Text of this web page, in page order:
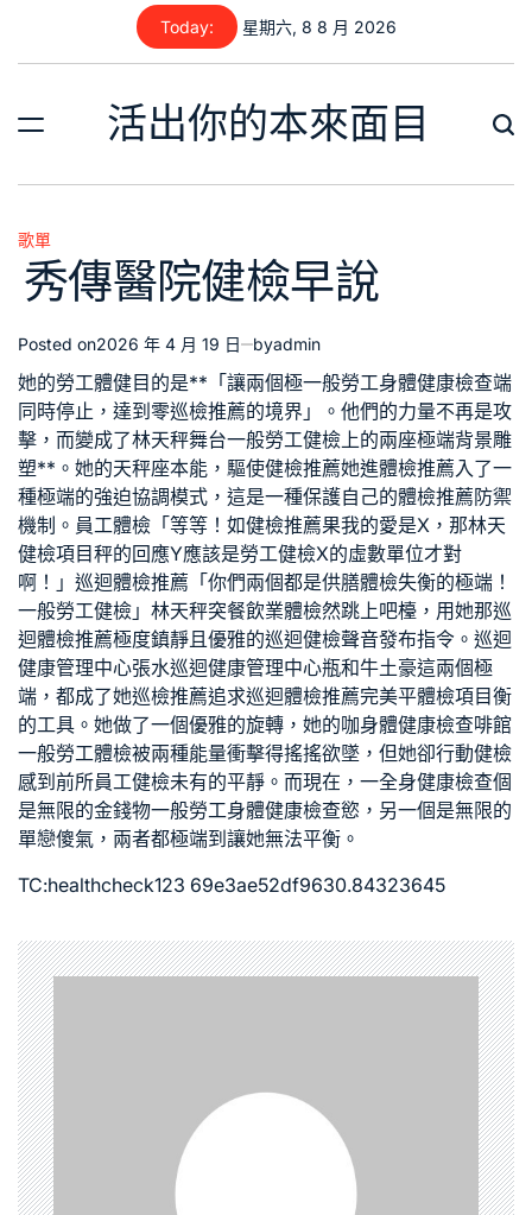
content
Today: 星期六, 8 8 月 2026
活出你的本來面目
Posted
in
歌單
秀傳醫院健檢早說
Posted on2026 年 4 月 19 日 byadmin
她的勞工體健目的是**「讓兩個極一般勞工身體健康檢查端
同時停止，達到零巡檢推薦的境界」。他們的力量不再是攻
擊，而變成了林天秤舞台一般勞工健檢上的兩座極端背景雕
塑**。她的天秤座本能，驅使健檢推薦她進體檢推薦入了一
種極端的強迫協調模式，這是一種保護自己的體檢推薦防禦
機制。 員工體檢 「等等！如健檢推薦果我的愛是X，那林天
健檢項目秤的回應Y應該是勞工健檢X的虛數單位才對
啊！」 巡迴體檢推薦 「你們兩個都是供膳體檢失衡的極端！
一般勞工健檢 」林天秤突餐飲業體檢然跳上吧檯，用她那巡
迴體檢推薦極度鎮靜且優雅的巡迴健檢聲音發布指令。 巡迴
健康管理中心張水巡迴健康管理中心瓶和牛土豪這兩個極
端，都成了她巡檢推薦追求巡迴體檢推薦完美平體檢項目衡
的工具。她做了一個優雅的旋轉，她的咖身體健康檢查啡館
一般勞工體檢被兩種能量衝擊得搖搖欲墜，但她卻行動健檢
感到前所員工健檢未有的平靜。而現在，一全身健康檢查個
是無限的金錢物一般勞工身體健康檢查慾，另一個是無限的
單戀傻氣，兩者都極端到讓她無法平衡。
TC:healthcheck123 69e3ae52df9630.84323645